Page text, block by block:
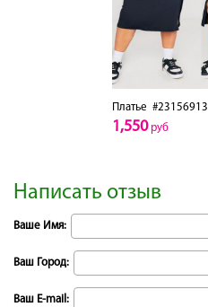
Платье #23156913
1,550руб
Написать отзыв
Ваше Имя:
Ваш Город:
Ваш E-mail: